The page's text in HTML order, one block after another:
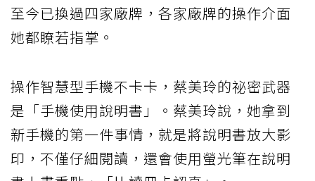
至今已換過四家廠牌，各家廠牌的操作介面
她都瞭若指掌。
操作智慧型手機不卡卡，蔡美玲的祕密武器
是「手機使用說明書」。蔡美玲說，她拿到
新手機的第一件事情，就是將說明書放大影
印，不僅仔細閱讀，還會使用螢光筆在說明